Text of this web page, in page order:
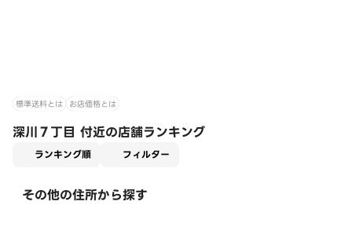
標準送料とは お店価格とは
深川７丁目 付近の店舗ランキング
ランキング順 フィルター
その他の住所から探す